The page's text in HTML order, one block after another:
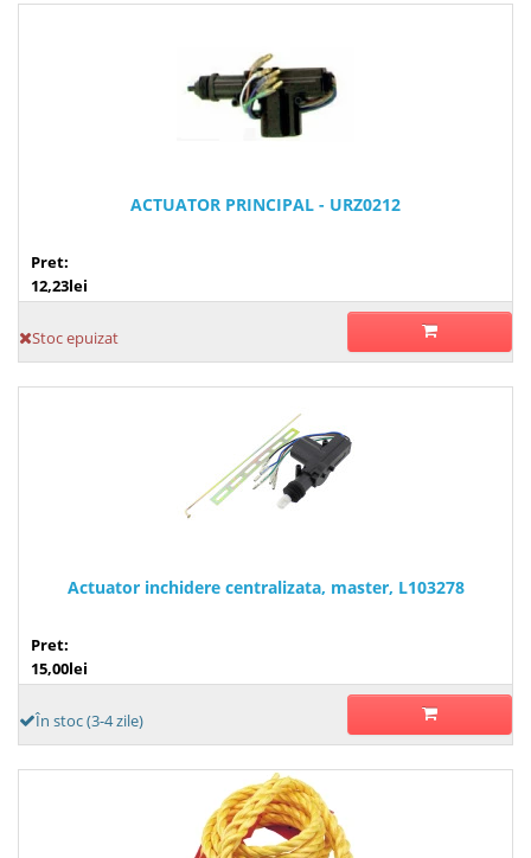
ACTUATOR PRINCIPAL - URZ0212
Pret:
12,23lei
Stoc epuizat
Actuator inchidere centralizata, master, L103278
Pret:
15,00lei
În stoc (3-4 zile)